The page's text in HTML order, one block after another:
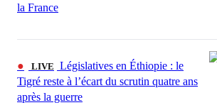
la France
● LIVE
Législatives en Éthiopie : le
Tigré reste à l’écart du scrutin quatre ans
après la guerre